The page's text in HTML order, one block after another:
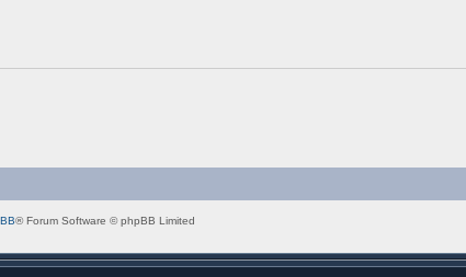
® Forum Software © phpBB Limited